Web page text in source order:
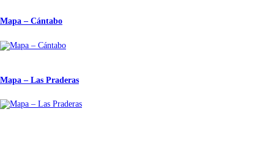
Mapa – Cántabo
Mapa – Las Praderas